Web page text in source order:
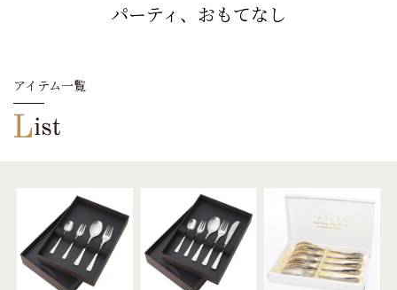
パーティ、おもてなし